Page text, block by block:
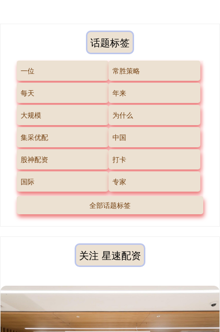
话题标签
一位 常胜策略
每天 年来
大规模 为什么
集采优配 中国
股神配资 打卡
国际 专家
全部话题标签
关注 星速配资